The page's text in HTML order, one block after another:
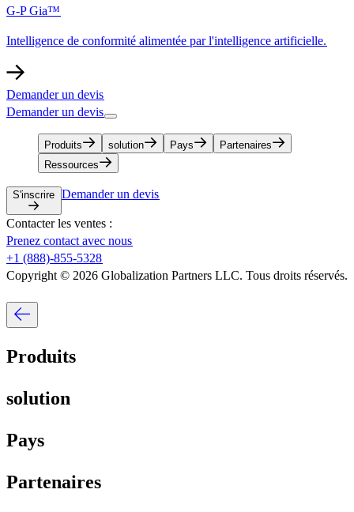
G-P Gia™​​
Intelligence de conformité alimentée par l'intelligence artificielle.​​
Demander un devis​​
Demander un devis​​
Produits​​ solution​​ Pays​​
Partenaires​​
Ressources​​
S'inscrire​​ Demander un devis​​
Contacter les ventes :​​
Prenez contact avec nous​​
+1 (888)-855-5328​​
Copyright © 2026 Globalization Partners LLC. Tous droits réservés.​​
Produits​​
solution​​
Pays​​
Partenaires​​